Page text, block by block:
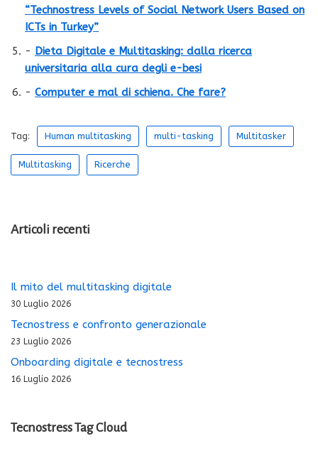
“Technostress Levels of Social Network Users Based on
ICTs in Turkey”
- Dieta Digitale e Multitasking: dalla ricerca
universitaria alla cura degli e-besi
- Computer e mal di schiena. Che fare?
Tag: Human multitasking multi-tasking Multitasker
Multitasking Ricerche
Articoli recenti
Il mito del multitasking digitale
30 Luglio 2026
Tecnostress e confronto generazionale
23 Luglio 2026
Onboarding digitale e tecnostress
16 Luglio 2026
Tecnostress Tag Cloud